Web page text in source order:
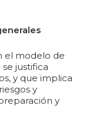
el modelo de
justifica
y que implica
y
y